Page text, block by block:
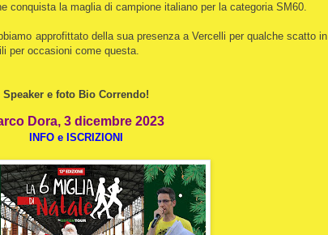
conquista la maglia di campione italiano per la categoria SM60.
approfittato della sua presenza a Vercelli per qualche scatto in
per occasioni come questa.
Speaker e foto Bio Correndo!
Dora, 3 dicembre 2023
INFO e ISCRIZIONI